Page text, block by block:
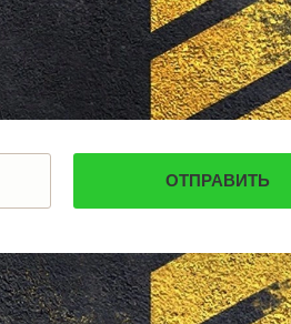
КИСЕЛЕВСК
БОГОТОЛ
РУЗАЕВКА
БУГУРУСЛАН
АРТЕМОВСКИЙ
КРАСНОТУРЬИНСК
СЕВЕРСК
БЕЛОКУРИХА
ЮРЬЕВ-ПОЛЬСКИЙ
ФУРМАНОВ
УРЖУМ
ЛЕБЕДЯНЬ
ЛЫСКОВО
КАЛАЧИНСК